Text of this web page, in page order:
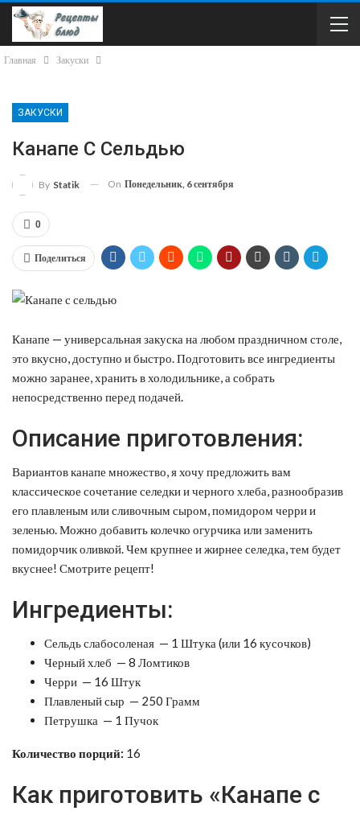
Главная Закуски
ЗАКУСКИ
Канапе С Сельдью
By Statik On Понедельник, 6 сентября
0
Поделиться
Канапе — универсальная закуска на любом праздничном столе,
это вкусно, доступно и быстро. Подготовить все ингредиенты
можно заранее, хранить в холодильнике, а собрать
непосредственно перед подачей.
Описание приготовления:
Вариантов канапе множество, я хочу предложить вам
классическое сочетание селедки и черного хлеба, разнообразив
его плавленым или сливочным сыром, помидором черри и
зеленью. Можно добавить колечко огурчика или заменить
помидорчик оливкой. Чем крупнее и жирнее селедка, тем будет
вкуснее! Смотрите рецепт!
Ингредиенты:
Сельдь слабосоленая — 1 Штука (или 16 кусочков)
Черный хлеб — 8 Ломтиков
Черри — 16 Штук
Плавленый сыр — 250 Грамм
Петрушка — 1 Пучок
Количество порций: 16
Как приготовить «Канапе с